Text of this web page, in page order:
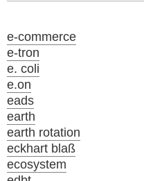
e-commerce
e-tron
e. coli
e.on
eads
earth
earth rotation
eckhart blaß
ecosystem